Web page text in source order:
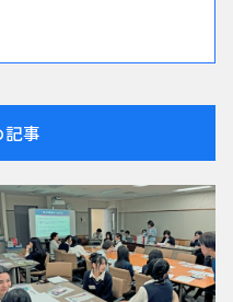
記事